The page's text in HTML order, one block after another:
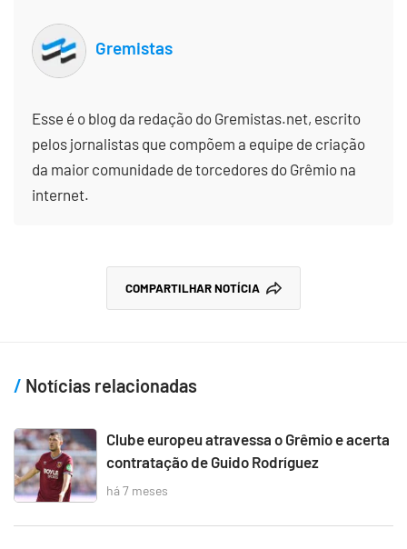
Gremistas
Esse é o blog da redação do Gremistas.net, escrito
pelos jornalistas que compõem a equipe de criação
da maior comunidade de torcedores do Grêmio na
internet.
COMPARTILHAR NOTÍCIA
Notícias relacionadas
Clube europeu atravessa o Grêmio e acerta
contratação de Guido Rodríguez
há 7 meses